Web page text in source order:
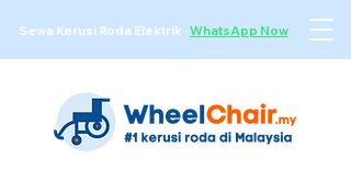
Sewa Kerusi Roda Elektrik · WhatsApp Now